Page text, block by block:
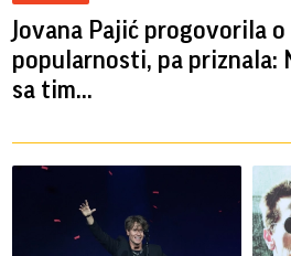
Jovana Pajić progovorila
popularnosti, pa priznala:
sa tim...